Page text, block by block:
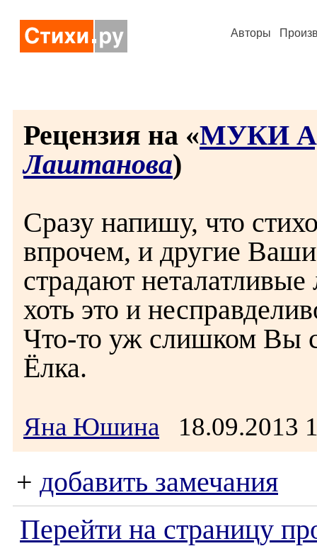
Авторы
Рецензия на «МУКИ
Лаштанова)
Сразу напишу, что
впрочем, и другие
страдают неталатливые
хоть это и
Что-то уж слишком Вы
Ёлка.
Яна Юшина 18.09.2013
+ добавить замечания
Перейти на страницу